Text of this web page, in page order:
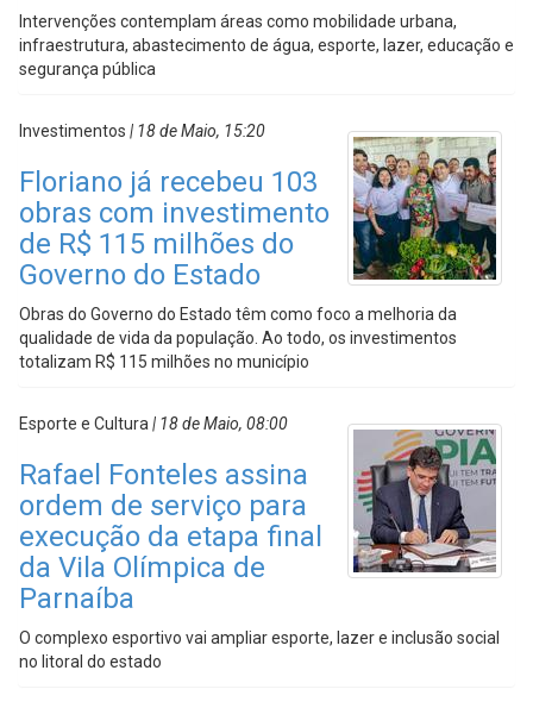
Intervenções contemplam áreas como mobilidade urbana,
infraestrutura, abastecimento de água, esporte, lazer, educação e
segurança pública
Investimentos | 18 de Maio, 15:20
Floriano já recebeu 103
obras com investimento
de R$ 115 milhões do
Governo do Estado
Obras do Governo do Estado têm como foco a melhoria da
qualidade de vida da população. Ao todo, os investimentos
totalizam R$ 115 milhões no município
Esporte e Cultura | 18 de Maio, 08:00
Rafael Fonteles assina
ordem de serviço para
execução da etapa final
da Vila Olímpica de
Parnaíba
O complexo esportivo vai ampliar esporte, lazer e inclusão social
no litoral do estado